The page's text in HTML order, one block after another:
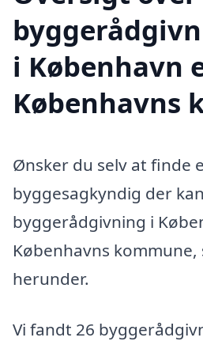
i København
Københavns
Ønsker du selv at finde
byggesagkyndig der
byggerådgivning i
Københavns
herunder.
Vi fandt 26